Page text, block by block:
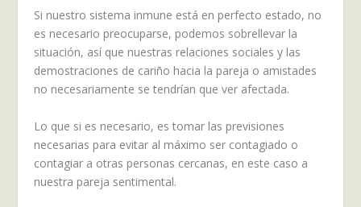
Si nuestro sistema inmune está en perfecto estado, no
es necesario preocuparse, podemos sobrellevar la
situación, así que nuestras relaciones sociales y las
demostraciones de cariño hacia la pareja o amistades
no necesariamente se tendrían que ver afectada.
Lo que si es necesario, es tomar las previsiones
necesarias para evitar al máximo ser contagiado o
contagiar a otras personas cercanas, en este caso a
nuestra pareja sentimental.